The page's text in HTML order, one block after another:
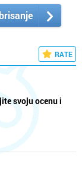
RATE
svoju ocenu i